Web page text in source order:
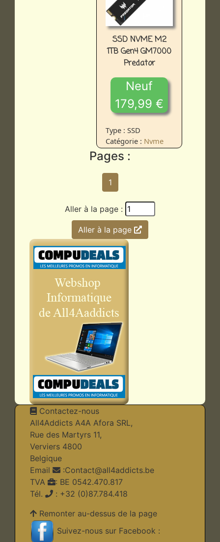
SSD NVME M2
1TB Gen4 GM7000
Predator
Neuf
179,99 €
Type : SSD
Catégorie : Nvme
Pages :
1
Aller à la page :
Aller à la page
Contactez-nous
All4Addicts A4A Afora SRL,
Rue des Martyrs 11,
Verviers 4800
Belgique
Email
:Contact@all4addicts.be
TVA
: BE 0542.470.817
Tél.
: +32 (0)87.784.418
Remonter au-dessus de la page
Suivez-nous sur Facebook :